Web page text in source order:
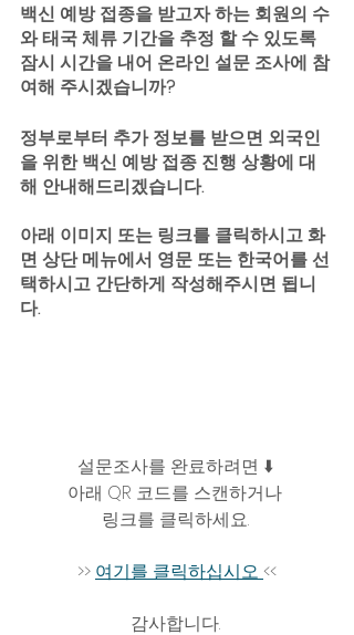
백신 예방 접종을 받고자 하는 회원의 수
와 태국 체류 기간을 추정 할 수 있도록
잠시 시간을 내어 온라인 설문 조사에 참
여해 주시겠습니까?
정부로부터 추가 정보를 받으면 외국인
을 위한 백신 예방 접종 진행 상황에 대
해 안내해드리겠습니다.
아래 이미지 또는 링크를 클릭하시고 화
면 상단 메뉴에서 영문 또는 한국어를 선
택하시고 간단하게 작성해주시면 됩니
다.
설문조사를 완료하려면 ⬇️
아래 QR 코드를 스캔하거나
링크를 클릭하세요.
>> 여기를 클릭하십시오 <<
감사합니다.